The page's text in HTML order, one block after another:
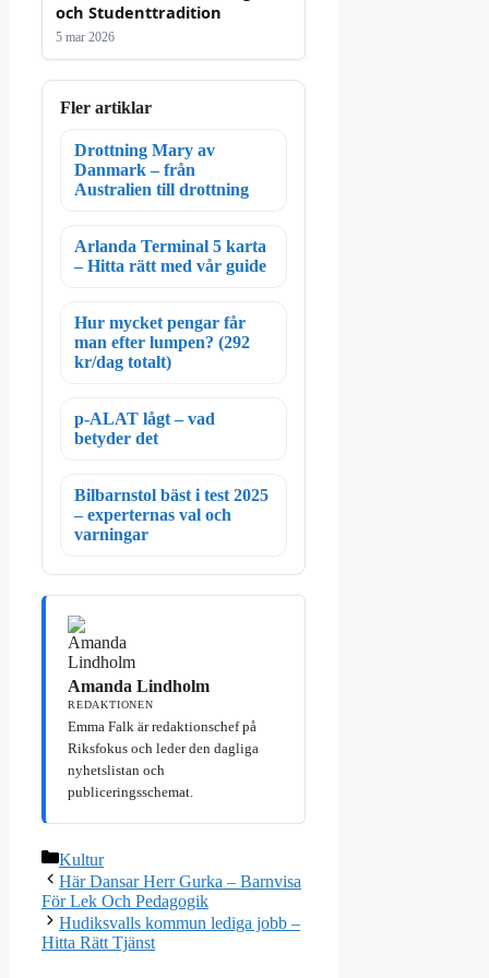
och Studenttradition
5 mar 2026
Fler artiklar
Drottning Mary av
Danmark – från
Australien till drottning
Arlanda Terminal 5 karta
– Hitta rätt med vår guide
Hur mycket pengar får
man efter lumpen? (292
kr/dag totalt)
p-ALAT lågt – vad
betyder det
Bilbarnstol bäst i test 2025
– experternas val och
varningar
Amanda Lindholm
REDAKTIONEN
Emma Falk är redaktionschef på
Riksfokus och leder den dagliga
nyhetslistan och
publiceringsschemat.
Kategorier
Kultur
Här Dansar Herr Gurka – Barnvisa
För Lek Och Pedagogik
Hudiksvalls kommun lediga jobb –
Hitta Rätt Tjänst